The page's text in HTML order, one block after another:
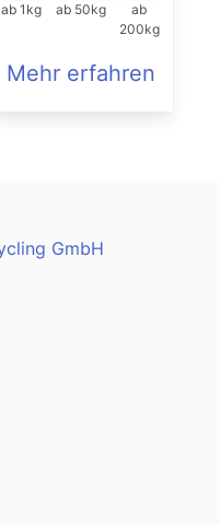
ab 1kg
ab 50kg
ab
200kg
Mehr erfahren